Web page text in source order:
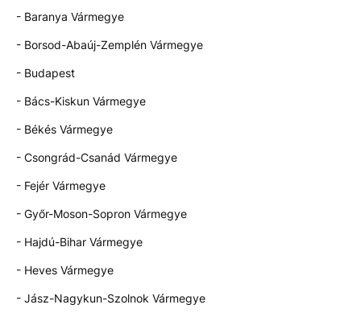
- Baranya Vármegye
- Borsod-Abaúj-Zemplén Vármegye
- Budapest
- Bács-Kiskun Vármegye
- Békés Vármegye
- Csongrád-Csanád Vármegye
- Fejér Vármegye
- Győr-Moson-Sopron Vármegye
- Hajdú-Bihar Vármegye
- Heves Vármegye
- Jász-Nagykun-Szolnok Vármegye